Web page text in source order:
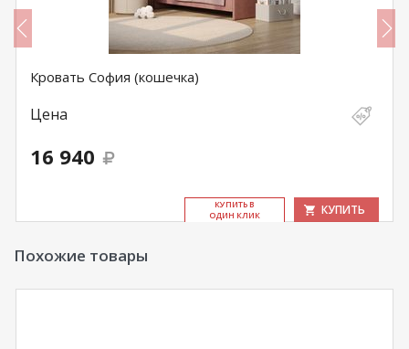
Кровать София (кошечка)
Цена
16 940
КУ­ПИТЬ В
ОДИН КЛИК
КУПИТЬ
Похожие товары